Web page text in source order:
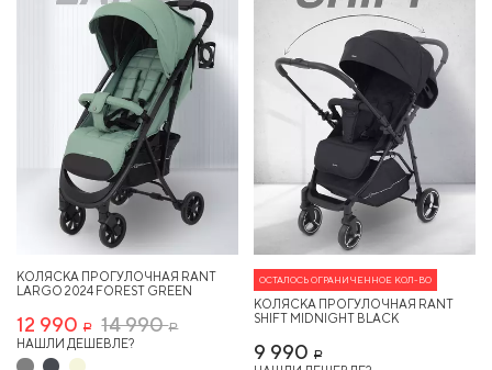
КОЛЯСКА ПРОГУЛОЧНАЯ RANT
LARGO 2024 FOREST GREEN
12 990 Р 14 990Р
НАШЛИ ДЕШЕВЛЕ?
ОСТАЛОСЬ ОГРАНИЧЕННОЕ КОЛ-ВО
КОЛЯСКА ПРОГУЛОЧНАЯ RANT
SHIFT MIDNIGHT BLACK
9 990 Р